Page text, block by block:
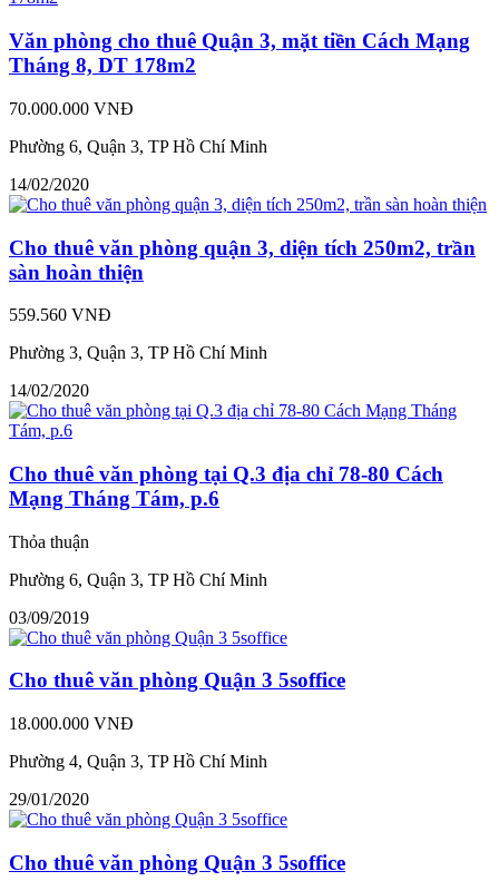
Văn phòng cho thuê Quận 3, mặt tiền Cách Mạng
Tháng 8, DT 178m2
70.000.000 VNĐ
Phường 6, Quận 3, TP Hồ Chí Minh
14/02/2020
Cho thuê văn phòng quận 3, diện tích 250m2, trần
sàn hoàn thiện
559.560 VNĐ
Phường 3, Quận 3, TP Hồ Chí Minh
14/02/2020
Cho thuê văn phòng tại Q.3 địa chỉ 78-80 Cách
Mạng Tháng Tám, p.6
Thỏa thuận
Phường 6, Quận 3, TP Hồ Chí Minh
03/09/2019
Cho thuê văn phòng Quận 3 5soffice
18.000.000 VNĐ
Phường 4, Quận 3, TP Hồ Chí Minh
29/01/2020
Cho thuê văn phòng Quận 3 5soffice